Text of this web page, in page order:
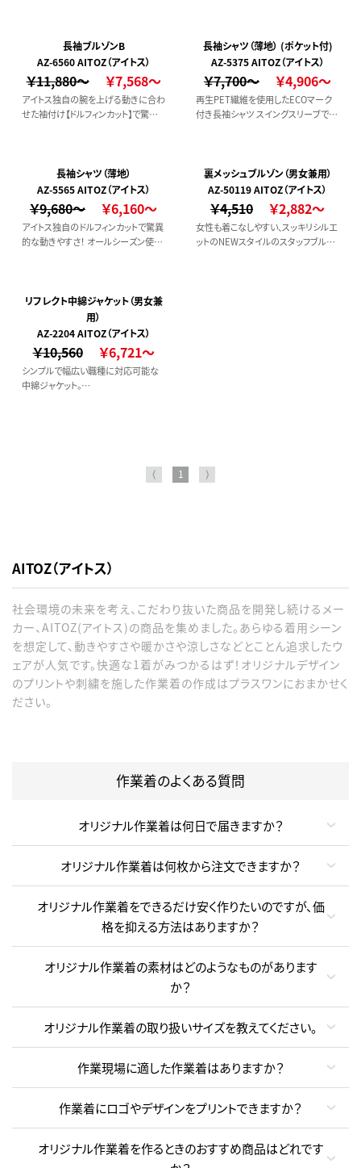
で驚異的なレベルで実現。
で驚異的なレベルで実現。
長袖ブルゾンB
AZ-6560 AITOZ（アイトス）
￥11,880～ ￥7,568～
アイトス独自の腕を上げる動きに合わ
せた袖付け【ドルフィンカット】で驚異
長袖シャツ（薄地） (ポケット付)
AZ-5375 AITOZ（アイトス）
￥7,700～ ￥4,906～
再生PET繊維を使用したECOマーク
付き長袖シャツ スイングスリーブで動
長袖シャツ（薄地）
AZ-5565 AITOZ（アイトス）
￥9,680～ ￥6,160～
アイトス独自のドルフィンカットで驚異
的な動きやすさ！ オールシーズン使え
裏メッシュブルゾン（男女兼用）
AZ-50119 AITOZ（アイトス）
￥4,510 ￥2,882～
女性も着こなしやすい、スッキリシルエ
ットのNEWスタイルのスタッフブルゾ
リフレクト中綿ジャケット（男女兼
用）
AZ-2204 AITOZ（アイトス）
￥10,560 ￥6,721～
シンプルで幅広い職種に対応可能な
中綿ジャケット。
⟨ 1 ⟩
AITOZ（アイトス）
社会環境の未来を考え、こだわり抜いた商品を開発し続けるメー
カー、AITOZ(アイトス)の商品を集めました。あらゆる着用シーン
を想定して、動きやすさや暖かさや涼しさなどとことん追求したウ
ェアが人気です。快適な1着がみつかるはず！オリジナルデザイン
のプリントや刺繍を施した作業着の作成はプラスワンにおまかせく
ださい。
作業着のよくある質問
オリジナル作業着は何日で届きますか？
オリジナル作業着は何枚から注文できますか？
オリジナル作業着をできるだけ安く作りたいのですが、価
格を抑える方法はありますか？
オリジナル作業着の素材はどのようなものがあります
か？
オリジナル作業着の取り扱いサイズを教えてください。
作業現場に適した作業着はありますか？
作業着にロゴやデザインをプリントできますか？
オリジナル作業着を作るときのおすすめ商品はどれです